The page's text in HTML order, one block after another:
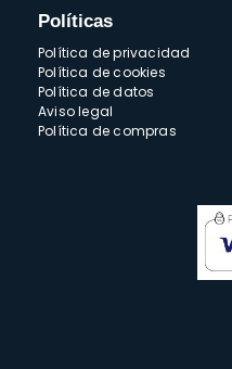
Políticas
Política de privacidad
Política de cookies
Política de datos
Aviso legal
Política de compras